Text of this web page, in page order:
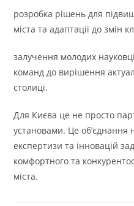
розробка рішень для
міста та адаптації до змін
залучення молодих
команд до вирішення
столиці.
Для Києва це не просто
установами. Це об’єднання
експертизи та інновацій
комфортного та
міста.